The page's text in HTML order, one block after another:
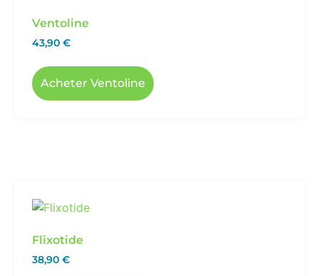
Ventoline
43,90 €
Acheter Ventoline
Flixotide
38,90 €